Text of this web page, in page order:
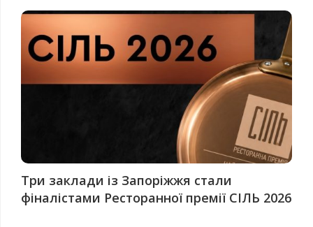
Три заклади із Запоріжжя стали
фіналістами Ресторанної премії СІЛЬ 2026